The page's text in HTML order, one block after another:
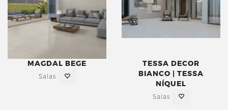
MAGDAL BEGE
Salas
TESSA DECOR
BIANCO | TESSA
NÍQUEL
Salas